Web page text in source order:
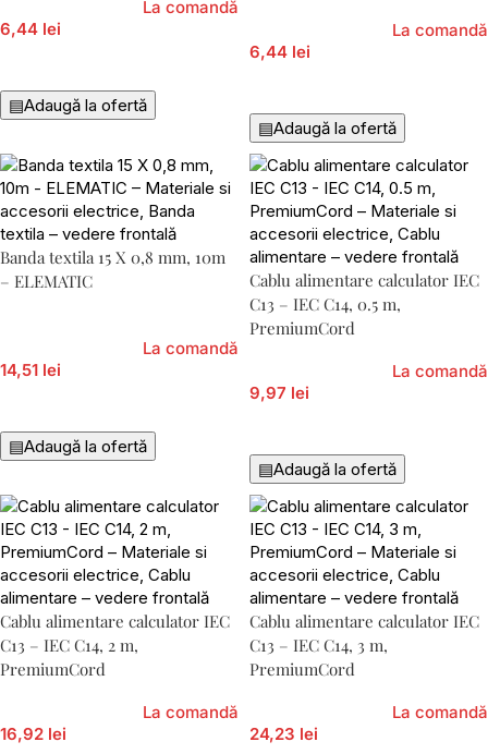
6,44 lei
La comandă
▤Adaugă la ofertă
6,44 lei
La comandă
▤Adaugă la ofertă
Banda textila 15 X 0,8 mm, 10m
– ELEMATIC
14,51 lei
La comandă
▤Adaugă la ofertă
Cablu alimentare calculator IEC
C13 – IEC C14, 0.5 m,
PremiumCord
9,97 lei
La comandă
▤Adaugă la ofertă
Cablu alimentare calculator IEC
C13 – IEC C14, 2 m,
PremiumCord
16,92 lei
La comandă
Cablu alimentare calculator IEC
C13 – IEC C14, 3 m,
PremiumCord
24,23 lei
La comandă